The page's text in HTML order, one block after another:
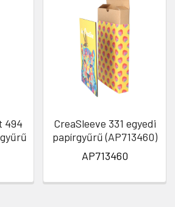
494
CreaSleeve 331 egyedi
papírgyűrű (AP713460)
AP713460